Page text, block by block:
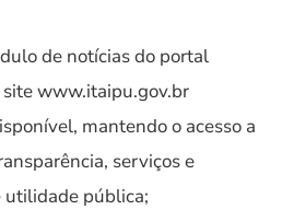
de notícias do portal
www.itaipu.gov.br
mantendo o acesso a
serviços e
utilidade pública;